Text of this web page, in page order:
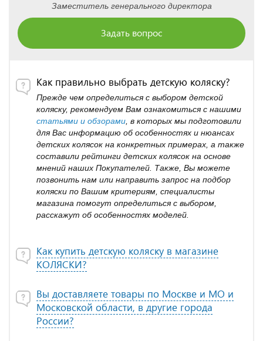
Заместитель генерального директора
Задать вопрос
Как правильно выбрать детскую коляску?
Прежде чем определиться с выбором детской
коляску, рекомендуем Вам ознакомиться с нашими
статьями и обзорами , в которых мы подготовили
для Вас информацию об особенностях и нюансах
детских колясок на конкретных примерах, а также
составили рейтинги детских колясок на основе
мнений наших Покупателей. Также, Вы можете
позвонить нам или направить запрос на подбор
коляски по Вашим критериям, специалисты
магазина помогут определиться с выбором,
расскажут об особенностях моделей.
Как купить детскую коляску в магазине
КОЛЯСКИ?
Вы доставляете товары по Москве и МО и
Московской области, в другие города
России?